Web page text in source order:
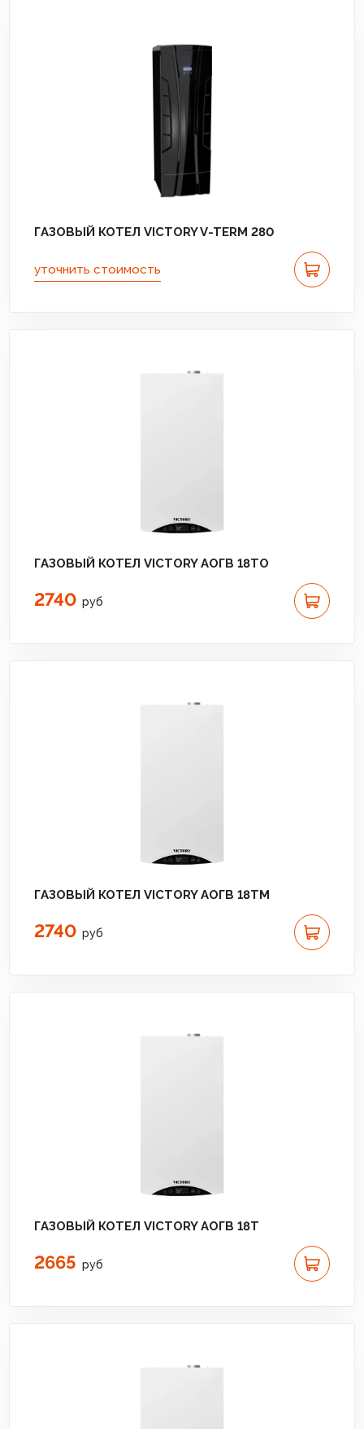
ГАЗОВЫЙ КОТЕЛ VICTORY V-TERM 280
уточнить стоимость
ГАЗОВЫЙ КОТЕЛ VICTORY АОГВ 18TО
2740 руб
ГАЗОВЫЙ КОТЕЛ VICTORY АОГВ 18TМ
2740 руб
ГАЗОВЫЙ КОТЕЛ VICTORY АОГВ 18T
2665 руб